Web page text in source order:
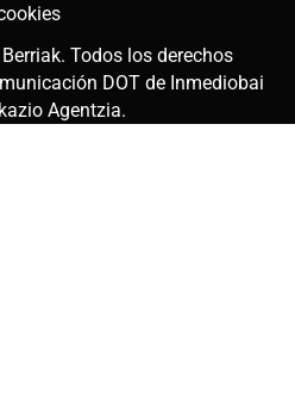
Berriak. Todos los derechos
DOT de Inmediobai
Agentzia.